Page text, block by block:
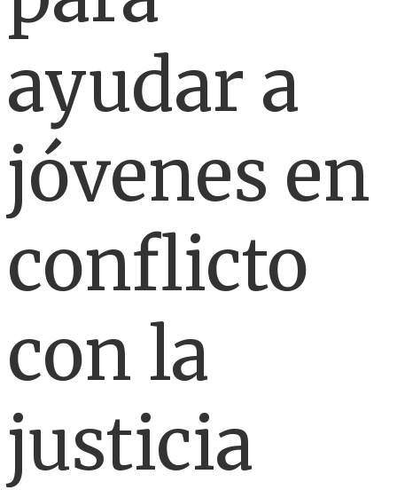
ayudar a
jóvenes en
conflicto
con la
justicia